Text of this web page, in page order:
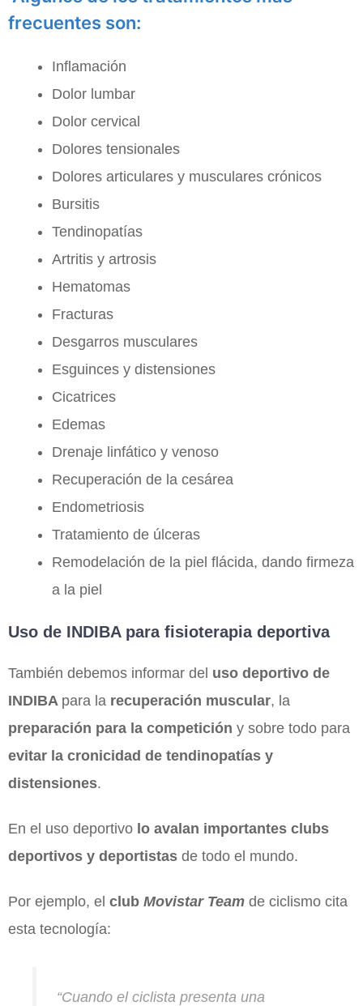
frecuentes son:
Inflamación
Dolor lumbar
Dolor cervical
Dolores tensionales
Dolores articulares y musculares crónicos
Bursitis
Tendinopatías
Artritis y artrosis
Hematomas
Fracturas
Desgarros musculares
Esguinces y distensiones
Cicatrices
Edemas
Drenaje linfático y venoso
Recuperación de la cesárea
Endometriosis
Tratamiento de úlceras
Remodelación de la piel flácida, dando firmeza
a la piel
Uso de INDIBA para fisioterapia deportiva
También debemos informar del uso deportivo de
INDIBA para la recuperación muscular, la
preparación para la competición y sobre todo para
evitar la cronicidad de tendinopatías y
distensiones.
En el uso deportivo lo avalan importantes clubs
deportivos y deportistas de todo el mundo.
Por ejemplo, el club Movistar Team de ciclismo cita
esta tecnología:
“Cuando el ciclista presenta una